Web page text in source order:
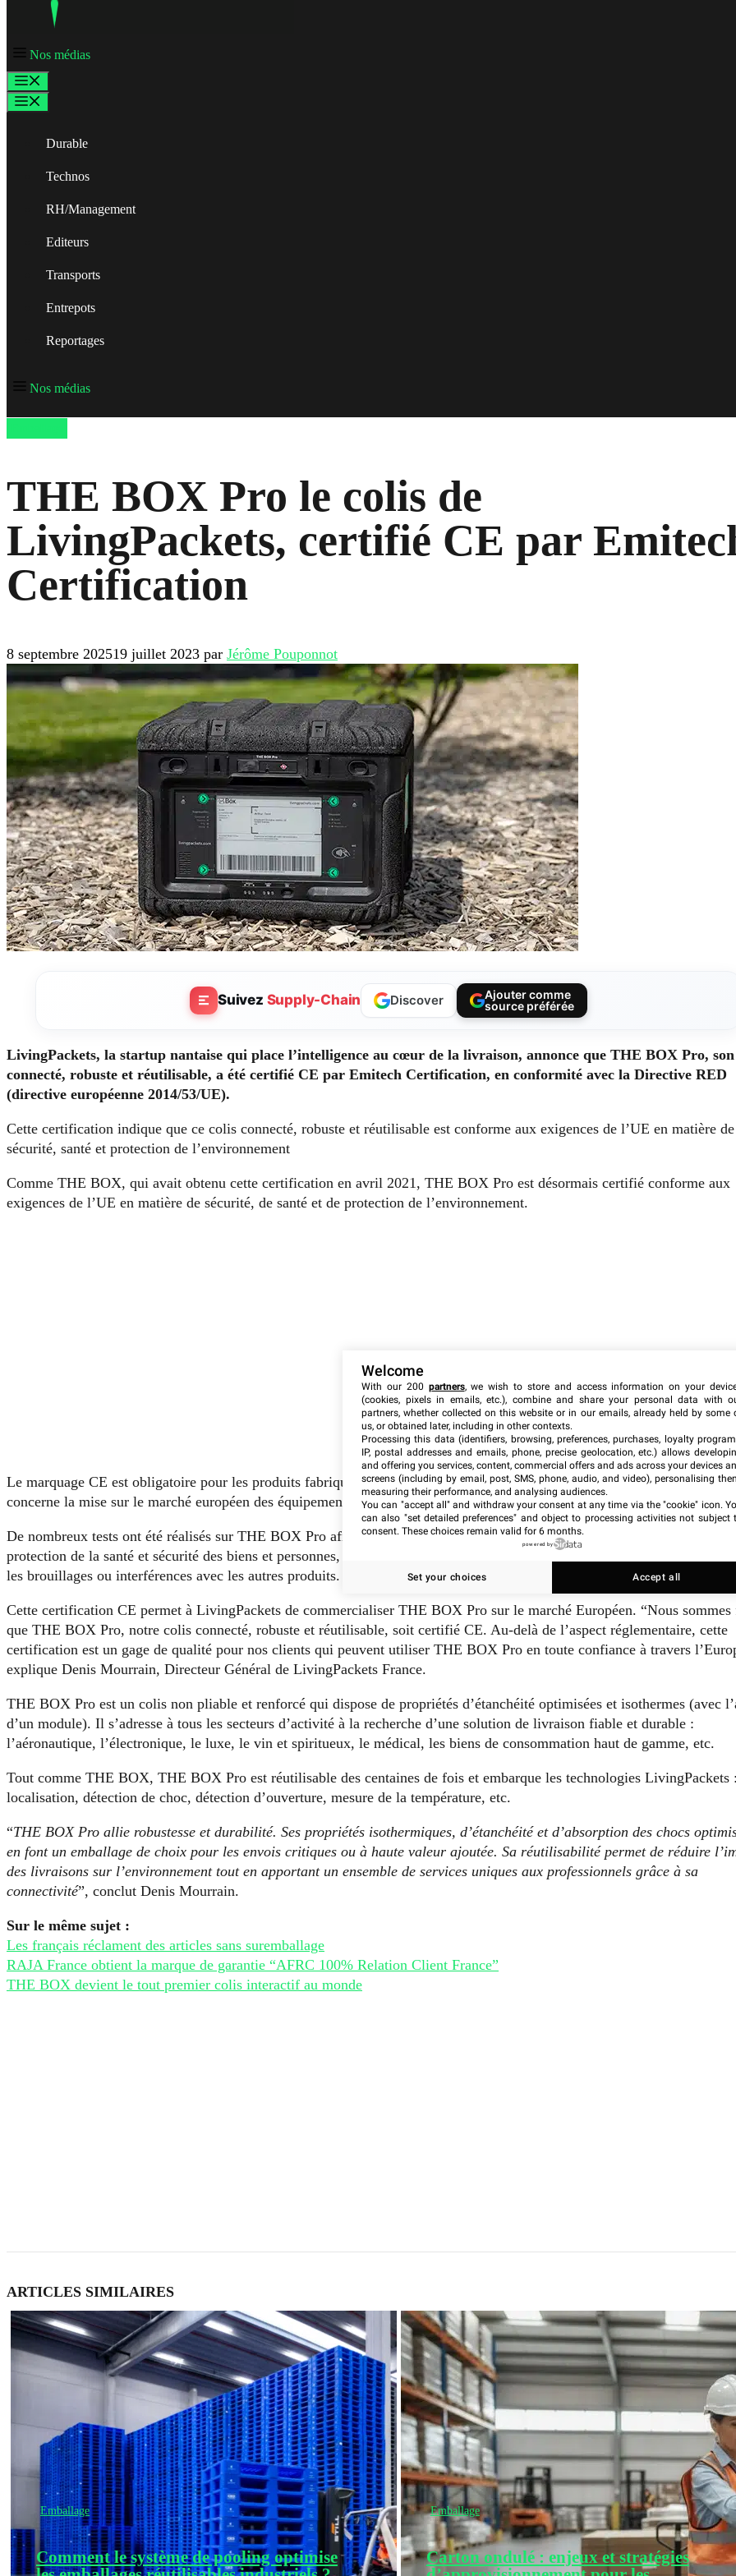
Nos médias
Durable
Technos
RH/Management
Editeurs
Transports
Entrepots
Reportages
Nos médias
THE BOX Pro le colis de
LivingPackets, certifié CE par
Certification
8 septembre 202519 juillet 2023 par Jérôme Pouponnot
Suivez Supply-Chain Discover
Ajouter comme
source préférée
LivingPackets, la startup nantaise qui place l’intelligence au cœur de la livraison, annonce que THE BOX Pro,
connecté, robuste et réutilisable, a été certifié CE par Emitech Certification, en conformité avec la Directive RED
(directive européenne 2014/53/UE).
Cette certification indique que ce colis connecté, robuste et réutilisable est conforme aux exigences de l’UE en matière de
sécurité, santé et protection de l’environnement
Comme THE BOX, qui avait obtenu cette certification en avril 2021, THE BOX Pro est désormais certifié conforme aux
exigences de l’UE en matière de sécurité, de santé et de protection de l’environnement.
Le marquage CE est obligatoire pour les produits fabriqués qui vont être commercialisés dans l’UE. La directive RED
concerne la mise sur le marché européen des équipements radioélectriques.
De nombreux tests ont été réalisés sur THE BOX Pro afin d’attester de sa conformité. Ils couvrent les aspects suivants :
protection de la santé et sécurité des biens et personnes, compatibilité électromagnétique, respect des normes radio afin
les brouillages ou interférences avec les autres produits.
Cette certification CE permet à LivingPackets de commercialiser THE BOX Pro sur le marché Européen. “Nous sommes
que THE BOX Pro, notre colis connecté, robuste et réutilisable, soit certifié CE. Au-delà de l’aspect réglementaire, cette
certification est un gage de qualité pour nos clients qui peuvent utiliser THE BOX Pro en toute confiance à travers
explique Denis Mourrain, Directeur Général de LivingPackets France.
THE BOX Pro est un colis non pliable et renforcé qui dispose de propriétés d’étanchéité optimisées et isothermes (avec
d’un module). Il s’adresse à tous les secteurs d’activité à la recherche d’une solution de livraison fiable et durable :
l’aéronautique, l’électronique, le luxe, le vin et spiritueux, le médical, les biens de consommation haut de gamme, etc.
Tout comme THE BOX, THE BOX Pro est réutilisable des centaines de fois et embarque les technologies LivingPackets
localisation, détection de choc, détection d’ouverture, mesure de la température, etc.
“THE BOX Pro allie robustesse et durabilité. Ses propriétés isothermiques, d’étanchéité et d’absorption des chocs
en font un emballage de choix pour les envois critiques ou à haute valeur ajoutée. Sa réutilisabilité permet de réduire
des livraisons sur l’environnement tout en apportant un ensemble de services uniques aux professionnels grâce à sa
connectivité”, conclut Denis Mourrain.
Sur le même sujet :
Les français réclament des articles sans suremballage
RAJA France obtient la marque de garantie “AFRC 100% Relation Client France”
THE BOX devient le tout premier colis interactif au monde
ARTICLES SIMILAIRES
Emballage
Comment le système de pooling optimise
Emballage
Carton ondulé : enjeux et stratégies
Welcome
With our 200 partners, we wish to store and access information on your
(cookies, pixels in emails, etc.), combine and share your personal data with
partners, whether collected on this website or in our emails, already held by some
us, or obtained later, including in other contexts.
Processing this data (identifiers, browsing, preferences, purchases, loyalty
IP, postal addresses and emails, phone, precise geolocation, etc.) allows
and offering you services, content, commercial offers and ads across your devices
screens (including by email, post, SMS, phone, audio, and video), personalising
measuring their performance, and analysing audiences.
You can "accept all" and withdraw your consent at any time via the "cookie" icon.
can also "set detailed preferences" and object to processing activities not subject
consent. These choices remain valid for 6 months.
powered by
Set your choices Accept all